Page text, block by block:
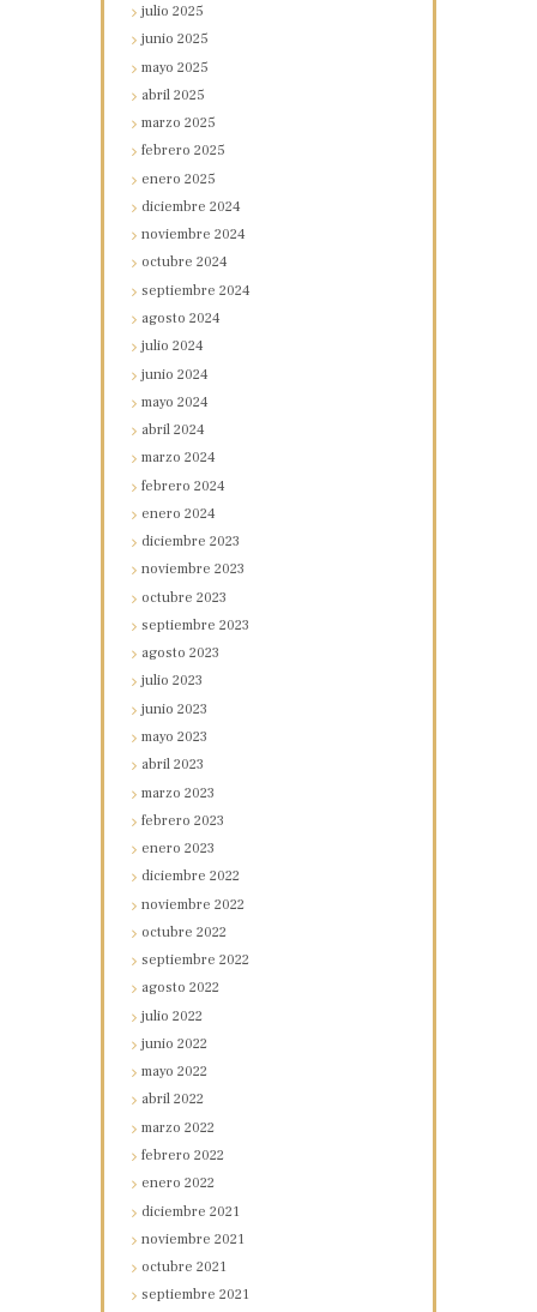
julio2025
junio2025
mayo2025
abril2025
marzo2025
febrero2025
enero2025
diciembre2024
noviembre2024
octubre2024
septiembre2024
agosto2024
julio2024
junio2024
mayo2024
abril2024
marzo2024
febrero2024
enero2024
diciembre2023
noviembre2023
octubre2023
septiembre2023
agosto2023
julio2023
junio2023
mayo2023
abril2023
marzo2023
febrero2023
enero2023
diciembre2022
noviembre2022
octubre2022
septiembre2022
agosto2022
julio2022
junio2022
mayo2022
abril2022
marzo2022
febrero2022
enero2022
diciembre2021
noviembre2021
octubre2021
septiembre2021